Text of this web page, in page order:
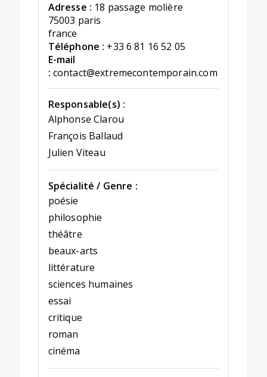
Adresse : 18 passage molière
75003 paris
france
Téléphone : +33 6 81 16 52 05
E-mail
: contact@extremecontemporain.com
Responsable(s) :
Alphonse Clarou
François Ballaud
Julien Viteau
Spécialité / Genre :
poésie
philosophie
théâtre
beaux-arts
littérature
sciences humaines
essai
critique
roman
cinéma